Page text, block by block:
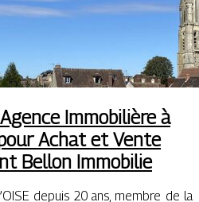
Immobilière à
pour Achat et Vente
Bellon Immobilie
depuis 20 ans, membre de la